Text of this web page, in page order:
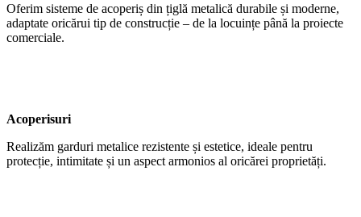
Oferim sisteme de acoperiș din țiglă metalică durabile și moderne,
adaptate oricărui tip de construcție – de la locuințe până la proiecte
comerciale.
Acoperisuri
Realizăm garduri metalice rezistente și estetice, ideale pentru
protecție, intimitate și un aspect armonios al oricărei proprietăți.